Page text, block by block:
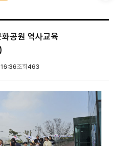
공원 역사교육
조회 463